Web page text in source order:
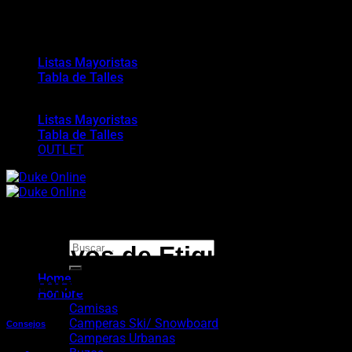
Listas Mayoristas
Tabla de Talles
Listas Mayoristas
Tabla de Talles
OUTLET
Buscar
por:
Home
Hombre
Camisas
Camperas Ski/ Snowboard
Camperas Urbanas
Archivos de Etiquetas:
camperas
Consejos